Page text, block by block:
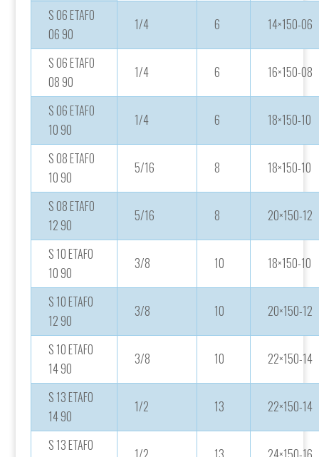
S 06 ETAFO
06 90
1/4 6 14×150-06
S 06 ETAFO
08 90
1/4 6 16×150-08
S 06 ETAFO
10 90
1/4 6 18×150-10
S 08 ETAFO
10 90
5/16 8 18×150-10
S 08 ETAFO
12 90
5/16 8 20×150-12
S 10 ETAFO
10 90
3/8 10 18×150-10
S 10 ETAFO
12 90
3/8 10 20×150-12
S 10 ETAFO
14 90
3/8 10 22×150-14
S 13 ETAFO
14 90
1/2 13 22×150-14
S 13 ETAFO